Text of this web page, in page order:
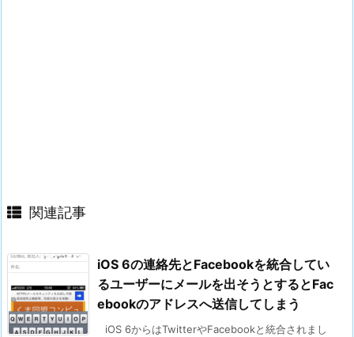
関連記事
iOS 6の連絡先とFacebookを統合してい
るユーザーにメールを出そうとするとFac
ebookのアドレスへ送信してしまう
iOS 6からはTwitterやFacebookと統合されまし